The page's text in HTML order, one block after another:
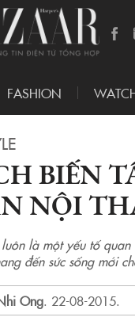
FASHION
BIẾN
NỘI
là một yếu tố
đến sức sống mới
Ong. 22-08-2015.